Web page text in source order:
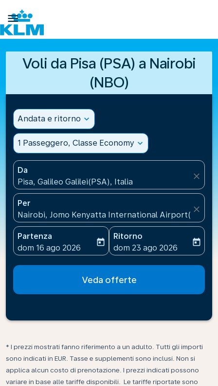

Voli da Pisa (PSA) a Nairobi
(NBO)
Andata e ritorno expand_more
1 Passeggero, Classe Economy expand_more
Da
Pisa, Galileo Galilei(PSA), Italia
close
Per
Nairobi, Jomo Kenyatta International Airport(NBO),
close
Partenza
fc-booking-departure-date-aria-label
dom 16 ago 2026
today
Ritorno
fc-booking-return-date-
dom 23 ago 2026
today
Veda offerte
* I prezzi mostrati fanno riferimento a un adulto. Tutti gli importi
sono indicati in EUR. Tasse e supplementi sono inclusi. Non si
applica alcun costo di prenotazione. I prezzi indicati possono
variare in base alle tariffe disponibili. Le tariffe riportate sono